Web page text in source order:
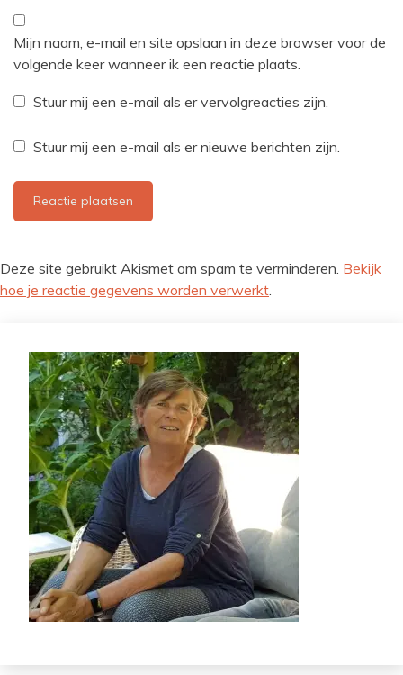
Mijn naam, e-mail en site opslaan in deze browser voor de
volgende keer wanneer ik een reactie plaats.
Stuur mij een e-mail als er vervolgreacties zijn.
Stuur mij een e-mail als er nieuwe berichten zijn.
Deze site gebruikt Akismet om spam te verminderen. Bekijk
hoe je reactie gegevens worden verwerkt.